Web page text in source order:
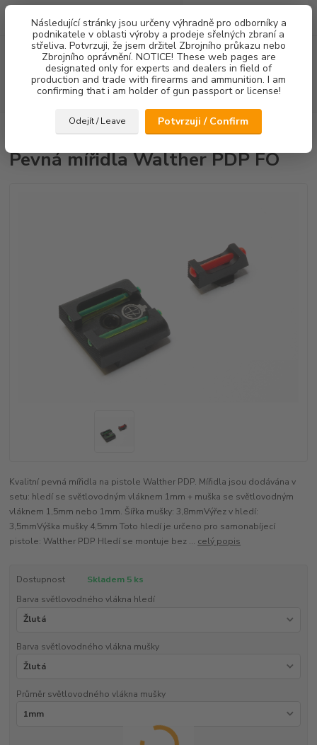
Následující stránky jsou určeny výhradně pro odborníky a
podnikatele v oblasti výroby a prodeje sřelných zbraní a
střeliva. Potvrzuji, že jsem držitel Zbrojního průkazu nebo
Zbrojního oprávnění. NOTICE! These web pages are
designated only for experts and dealers in field of
production and trade with firearms and ammunition. I am
confirming that i am holder of gun passport or license!
Odejít / Leave Potvrzuji / Confirm
Menu
Hledat
za0,00 Kč
Pevná mířidla Walther PDP FO
Pevná mířidla Walther PDP FO
Kvalitní pevná mířidla na pistole Walther PDP. Mířidla jsou dodávána v
setu: hledí se světlovodným vláknem 1mm + muška se světlovodným
vláknem 1,5mm nebo 1mm. Šířka mušky: 3,8mmVýřez v hledí:
3,5mmVýška mušky 4,5mm Toto hledí je určeno pro samonabíjecí
pistole: Walther PDP Hledí se montuje bez ... celý popis
Dostupnost
Skladem 5 ks
Barva světlovodného vlákna hledí
Barva světlovodného vlákna mušky
Průměr světlovodného vlákna mušky